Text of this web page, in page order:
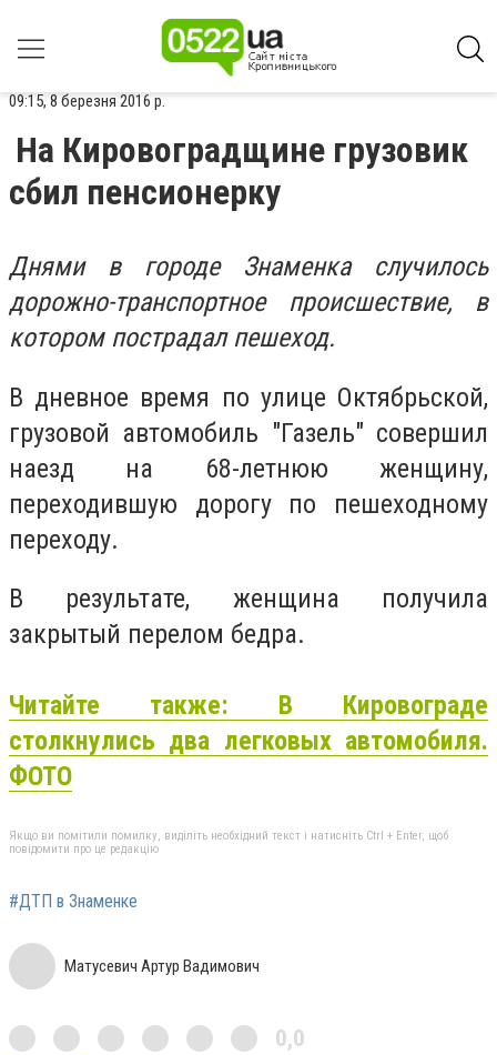
09:15, 8 березня 2016 р.
На Кировоградщине грузовик
сбил пенсионерку
Днями в городе Знаменка случилось
дорожно-транспортное происшествие, в
котором пострадал пешеход.
В дневное время по улице Октябрьской,
грузовой автомобиль "Газель" совершил
наезд на 68-летнюю женщину,
переходившую дорогу по пешеходному
переходу.
В результате, женщина получила
закрытый перелом бедра.
Читайте также: В Кировограде
столкнулись два легковых автомобиля.
ФОТО
Якщо ви помітили помилку, виділіть необхідний текст і натисніть Ctrl + Enter, щоб
повідомити про це редакцію
#ДТП в Знаменке
Матусевич Артур Вадимович
0,0